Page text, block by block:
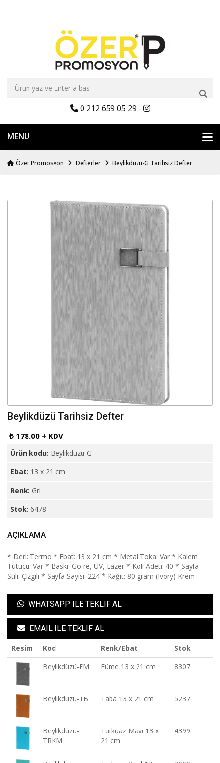
0 212 659 05 29 -
MENU
Özer Promosyon Defterler Beylikdüzü-G Tarihsiz Defter
Beylikdüzü Tarihsiz Defter
₺ 178.00 + KDV
Ürün kodu: Beylikdüzü-G
Ebat: 13 x 21 cm
Renk: Gri
Stok: 6478
AÇIKLAMA
* Deri: Termo * Ebat: 13 x 21 cm * Metal Toka: Var * Kalem
Tutucu: Var * Baskı: Gofre, UV, Lazer * Koli Adeti: 40 * Sayfa
Stili: Çizgili * Sayfa Sayısı: 224 * Kağıt: 80 gram (Ivory) Krem
WHATSAPP ILE TEKLIF AL
EMAIL ILE TEKLIF AL
Resim Kod Renk/Ebat
Stok
Beylikdüzü-FM
Füme 13 x 21 cm 8307
Beylikdüzü-TB Taba 13 x 21 cm 5237
Beylikdüzü-
TRKM
Turkuaz Mavi 13 x
21 cm
4399